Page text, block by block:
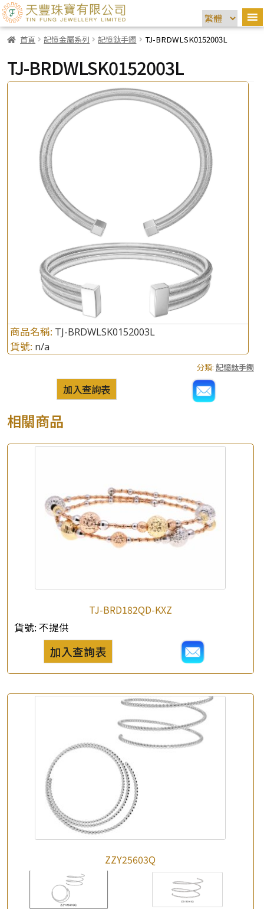
首頁 記憶金屬系列 記憶鈦手鐲 TJ-BRDWLSK0152003L
TJ-BRDWLSK0152003L
產品查詢 ×
*e-mail
查詢以下產品
商品名稱: TJ-BRDWLSK0152003L
貨號: n/a
分類: 記憶鈦手鐲
加入查詢表
相關商品
TJ-BRD182QD-KXZ
貨號: 不提供
加入查詢表
ZZY25603Q